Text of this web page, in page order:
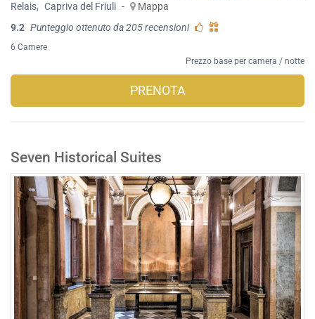
Relais, Capriva del Friuli -
Mappa
9.2 Punteggio ottenuto da 205 recensioni
6 Camere
Prezzo base per camera / notte
PRENOTA
Seven Historical Suites